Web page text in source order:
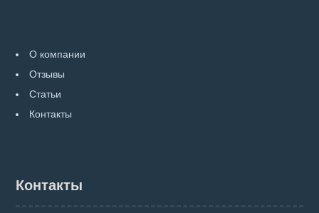
О компании
Отзывы
Статьи
Контакты
Контакты